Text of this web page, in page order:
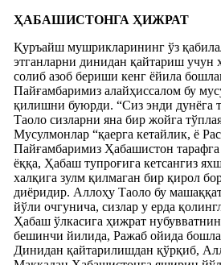
ҲАБАШИСТОНГА ҲИЖРАТ
Қуръайш мушрикларининг ўз
этганларни динидан қайтариш учун
солиб азоб бериши кенг ёйила
Пайғамбаримиз алайҳиссалом бу
қилишни буюрди. “Сиз энди дунёга
Таоло сизларни яна бир жойга
Мусулмонлар “қаерга кетайлик, ё
Пайғамбаримиз Ҳабашистон
ёққа, Ҳабаш тупроғига кетсангиз
халқига зулм қилмаган бир қирол
диёридир. Аллоҳу Таоло бу
йўли очгунича, сизлар у ерда
Ҳабаш ўлкасига ҳижрат
бешинчи йилида, Ражаб ойида
Динидан қайтарилишдан қўрқиб,